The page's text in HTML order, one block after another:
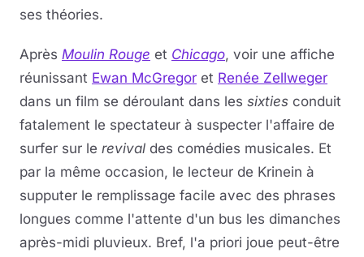
ses théories.
Après Moulin Rouge et Chicago, voir une affiche
réunissant Ewan McGregor et Renée Zellweger
dans un film se déroulant dans les sixties conduit
fatalement le spectateur à suspecter l'affaire de
surfer sur le revival des comédies musicales. Et
par la même occasion, le lecteur de Krinein à
supputer le remplissage facile avec des phrases
longues comme l'attente d'un bus les dimanches
après-midi pluvieux. Bref, l'a priori joue peut-être